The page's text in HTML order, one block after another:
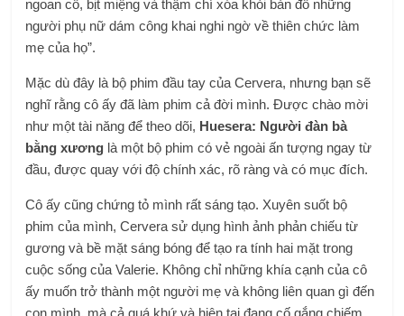
ngoan cố, bịt miệng và thậm chí xóa khỏi bản đồ những
người phụ nữ dám công khai nghi ngờ về thiên chức làm
mẹ của họ”.
Mặc dù đây là bộ phim đầu tay của Cervera, nhưng bạn sẽ
nghĩ rằng cô ấy đã làm phim cả đời mình. Được chào mời
như một tài năng để theo dõi, Huesera: Người đàn bà
bằng xương là một bộ phim có vẻ ngoài ấn tượng ngay từ
đầu, được quay với độ chính xác, rõ ràng và có mục đích.
Cô ấy cũng chứng tỏ mình rất sáng tạo. Xuyên suốt bộ
phim của mình, Cervera sử dụng hình ảnh phản chiếu từ
gương và bề mặt sáng bóng để tạo ra tính hai mặt trong
cuộc sống của Valerie. Không chỉ những khía cạnh của cô
ấy muốn trở thành một người mẹ và không liên quan gì đến